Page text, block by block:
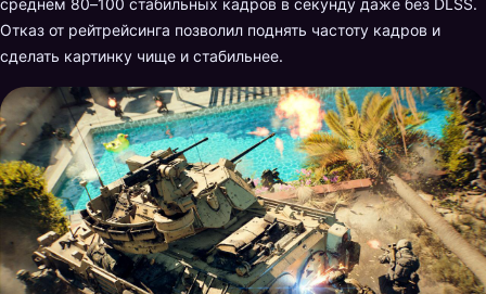
Отказ от рейтрейсинга позволил поднять частоту кадров и
сделать картинку чище и стабильнее.